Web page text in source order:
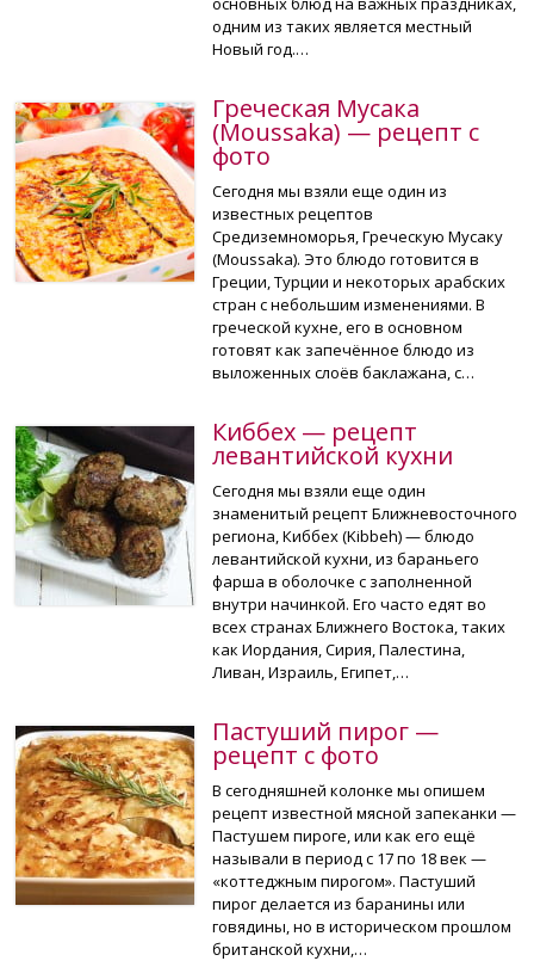
одним из таких является местный
Новый год.…
Греческая Мусака
(Moussaka) — рецепт с
фото
Сегодня мы взяли еще один из
известных рецептов
Средиземноморья, Греческую Мусаку
(Moussaka). Это блюдо готовится в
Греции, Турции и некоторых арабских
стран с небольшим изменениями. В
греческой кухне, его в основном
готовят как запечённое блюдо из
выложенных слоёв баклажана, с…
Киббех — рецепт
левантийской кухни
Сегодня мы взяли еще один
знаменитый рецепт Ближневосточного
региона, Киббех (Kibbeh) — блюдо
левантийской кухни, из бараньего
фарша в оболочке с заполненной
внутри начинкой. Его часто едят во
всех странах Ближнего Востока, таких
как Иордания, Сирия, Палестина,
Ливан, Израиль, Египет,…
Пастуший пирог —
рецепт с фото
В сегодняшней колонке мы опишем
рецепт известной мясной запеканки —
Пастушем пироге, или как его ещё
называли в период с 17 по 18 век —
«коттеджным пирогом». Пастуший
пирог делается из баранины или
говядины, но в историческом прошлом
британской кухни,…